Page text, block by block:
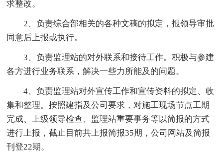
求整改。
2、负责综合部相关的各种文稿的拟定，报领导审批
同意后上报或执行。
3、负责监理站的对外联系和接待工作。积极与参建
各方进行业务联系，解决一些力所能及的问题。
4、负责监理站对外宣传工作和宣传资料的拟定、收
集和整理。按照建指及公司要求，对施工现场节点工期
完成、上级领导检查、监理站重要事务等以简报的方式
进行上报，截止目前共上报简报35期，公司网站及简报
刊登22期。